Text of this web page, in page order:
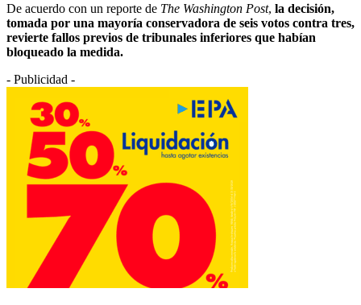
De acuerdo con un reporte de The Washington Post, la decisión,
tomada por una mayoría conservadora de seis votos contra tres,
revierte fallos previos de tribunales inferiores que habían
bloqueado la medida.
- Publicidad -